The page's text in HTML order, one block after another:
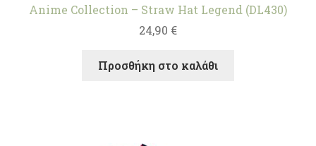
Anime Collection – Straw Hat Legend (DL430)
24,90 €
Προσθήκη στο καλάθι